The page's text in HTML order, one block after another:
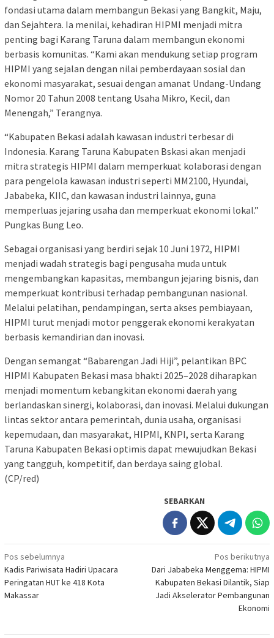
fondasi utama dalam membangun Bekasi yang Bangkit, Maju,
dan Sejahtera. Ia menilai, kehadiran HIPMI menjadi mitra
penting bagi Karang Taruna dalam membangun ekonomi
berbasis komunitas. “Kami akan mendukung setiap program
HIPMI yang sejalan dengan nilai pemberdayaan sosial dan
ekonomi masyarakat, sesuai dengan amanat Undang-Undang
Nomor 20 Tahun 2008 tentang Usaha Mikro, Kecil, dan
Menengah,” Terangnya.
“Kabupaten Bekasi adalah kawasan industri terbesar di
Indonesia. Karang Taruna Kabupaten Bskasi akan menjadi
mitra strategis HIPMI dalam memperkuat kolaborasi dengan
para pengelola kawasan industri seperti MM2100, Hyundai,
Jababeka, KIIC, dan kawasan industri lainnya, guna
memperluas jejaring usaha dan memperkuat ekonomi lokal.”
Pungkas Bung Leo.
Sebagai organisasi yang berdiri sejak 10 Juni 1972, HIPMI
menjadi wadah strategis bagi pengusaha muda untuk
mengembangkan kapasitas, membangun jejaring bisnis, dan
memperkuat kontribusi terhadap pembangunan nasional.
Melalui pelatihan, pendampingan, serta akses pembiayaan,
HIPMI turut menjadi motor penggerak ekonomi kerakyatan
berbasis kemandirian dan inovasi.
Dengan semangat “Babarengan Jadi Hiji”, pelantikan BPC
HIPMI Kabupaten Bekasi masa bhakti 2025–2028 diharapkan
menjadi momentum kebangkitan ekonomi daerah yang
berlandaskan sinergi, kolaborasi, dan inovasi. Melalui dukungan
lintas sektor antara pemerintah, dunia usaha, organisasi
kepemudaan, dan masyarakat, HIPMI, KNPI, serta Karang
Taruna Kabupaten Bekasi optimis dapat mewujudkan Bekasi
yang tangguh, kompetitif, dan berdaya saing global.
(CP/red)
SEBARKAN
Navigasi
pos
Pos sebelumnya
Kadis Pariwisata Hadiri Upacara
Peringatan HUT ke 418 Kota
Makassar
Pos berikutnya
Dari Jababeka Menggema: HIPMI
Kabupaten Bekasi Dilantik, Siap
Jadi Akselerator Pembangunan
Ekonomi